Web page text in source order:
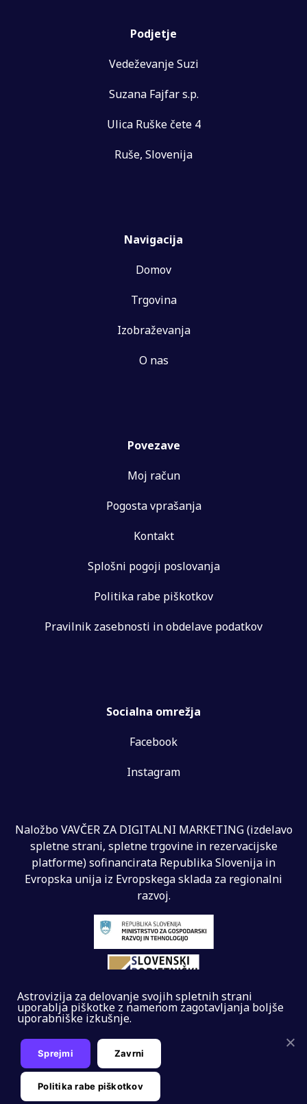
Podjetje
Vedeževanje Suzi
Suzana Fajfar s.p.
Ulica Ruške čete 4
Ruše, Slovenija
Navigacija
Domov
Trgovina
Izobraževanja
O nas
Povezave
Moj račun
Pogosta vprašanja
Kontakt
Splošni pogoji poslovanja
Politika rabe piškotkov
Pravilnik zasebnosti in obdelave podatkov
Socialna omrežja
Facebook
Instagram
Naložbo VAVČER ZA DIGITALNI MARKETING (izdelavo
spletne strani, spletne trgovine in rezervacijske
platforme) sofinancirata Republika Slovenija in
Evropska unija iz Evropskega sklada za regionalni
razvoj.
Splošni pogoji
Astrovizija za delovanje svojih spletnih strani
uporablja piškotke z namenom zagotavljanja boljše
uporabniške izkušnje.
Sprejmi Zavrni
Politika rabe piškotkov